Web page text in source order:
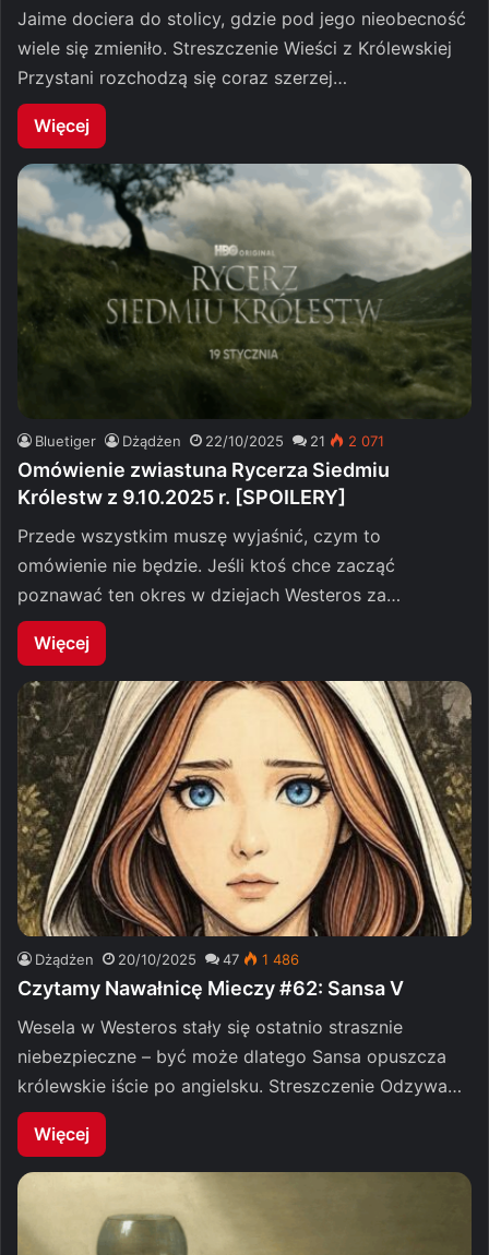
Jaime dociera do stolicy, gdzie pod jego nieobecność
wiele się zmieniło. Streszczenie Wieści z Królewskiej
Przystani rozchodzą się coraz szerzej…
Więcej
Bluetiger Dżądżen 22/10/2025 21 2 071
Omówienie zwiastuna Rycerza Siedmiu
Królestw z 9.10.2025 r. [SPOILERY]
Przede wszystkim muszę wyjaśnić, czym to
omówienie nie będzie. Jeśli ktoś chce zacząć
poznawać ten okres w dziejach Westeros za…
Więcej
Dżądżen 20/10/2025 47 1 486
Czytamy Nawałnicę Mieczy #62: Sansa V
Wesela w Westeros stały się ostatnio strasznie
niebezpieczne – być może dlatego Sansa opuszcza
królewskie iście po angielsku. Streszczenie Odzywa…
Więcej